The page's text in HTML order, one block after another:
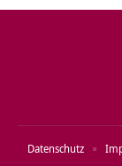
Datenschutz